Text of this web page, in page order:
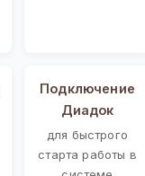
Подключение
Диадок
для быстрого
старта работы в